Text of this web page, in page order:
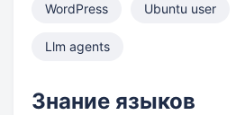
WordPress Ubuntu user
Llm agents
Знание языков